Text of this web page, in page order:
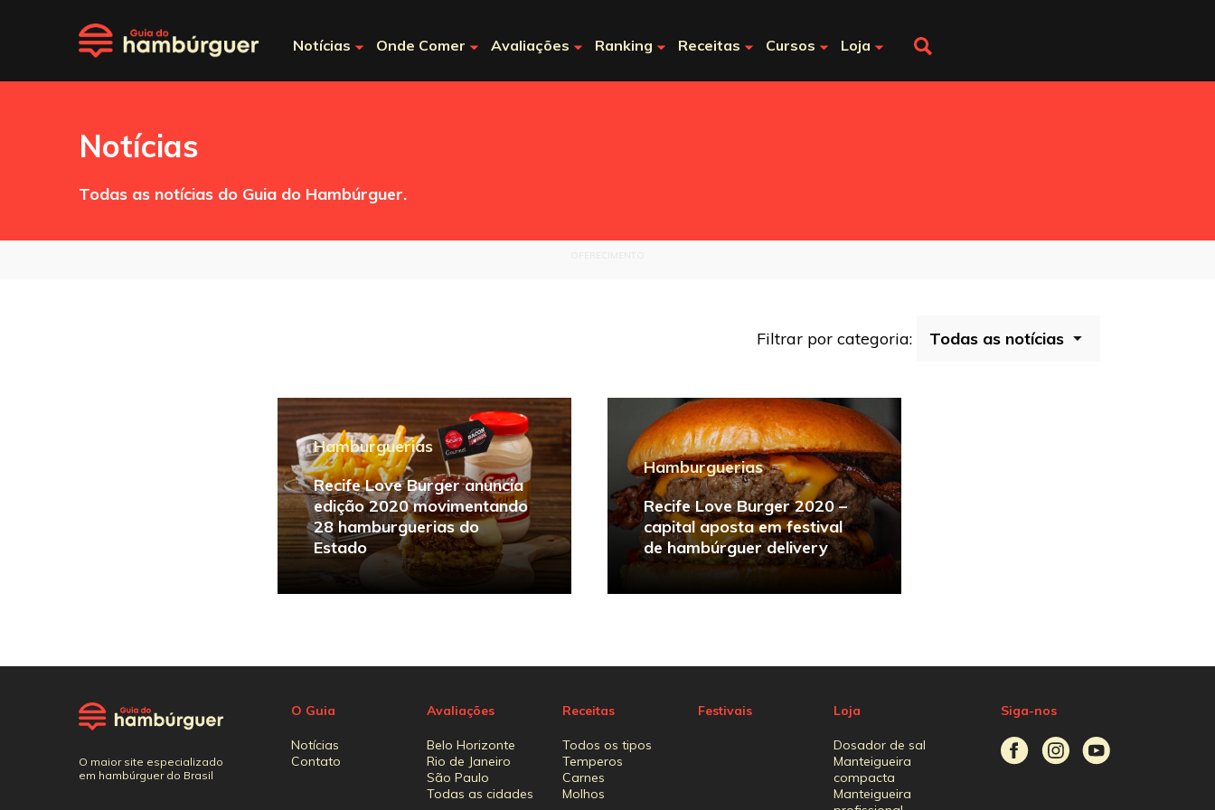
Notícias Onde Comer Avaliações Ranking Receitas Cursos Loja
Notícias
Todas as notícias do Guia do Hambúrguer.
Filtrar por categoria:
Hamburguerias
Recife Love Burger anuncia
edição 2020 movimentando
28 hamburguerias do
Estado
Hamburguerias
Recife Love Burger 2020 –
capital aposta em festival
de hambúrguer delivery
O maior site especializado
em hambúrguer do Brasil
O Guia
Notícias
Contato
Avaliações
Belo Horizonte
Rio de Janeiro
São Paulo
Todas as cidades
Receitas
Todos os tipos
Temperos
Carnes
Molhos
Festivais Loja
Dosador de sal
Manteigueira
compacta
Manteigueira
Siga-nos